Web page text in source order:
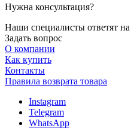
Нужна консультация?
Наши специалисты ответят
Задать вопрос
О компании
Как купить
Контакты
Правила возврата товара
Instagram
Telegram
WhatsApp